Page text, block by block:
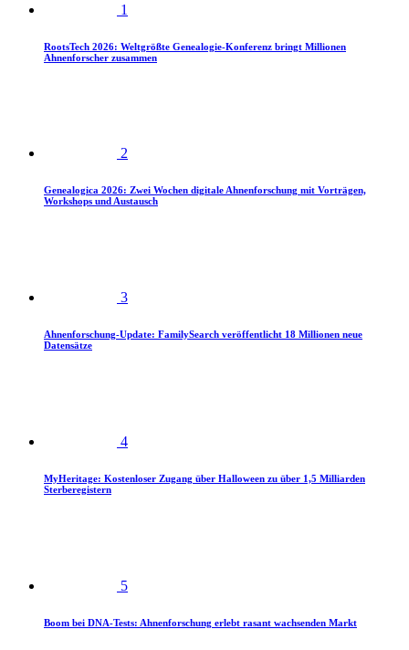
1
RootsTech 2026: Weltgrößte Genealogie-Konferenz bringt Millionen
Ahnenforscher zusammen
2
Genealogica 2026: Zwei Wochen digitale Ahnenforschung mit Vorträgen,
Workshops und Austausch
3
Ahnenforschung-Update: FamilySearch veröffentlicht 18 Millionen neue
Datensätze
4
MyHeritage: Kostenloser Zugang über Halloween zu über 1,5 Milliarden
Sterberegistern
5
Boom bei DNA-Tests: Ahnenforschung erlebt rasant wachsenden Markt